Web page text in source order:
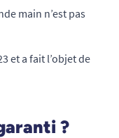
main n’est pas
et a fait l’objet de
?